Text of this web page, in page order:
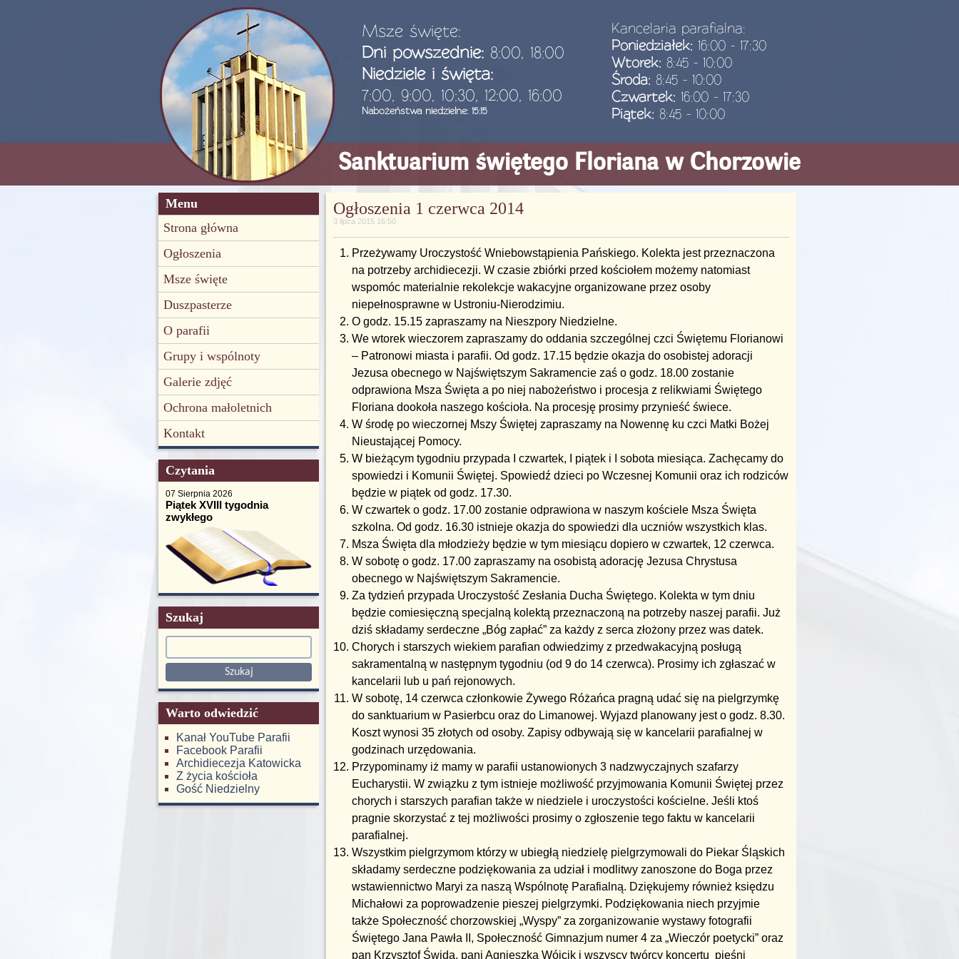
Msze święte:
Dni powszednie: 8:00, 18:00
Niedziele i święta:
7:00, 9:00, 10:30, 12:00, 16:00
Nabożeństwa niedzielne: 15:15
Kancelaria parafialna:
Poniedziałek: 16:00 - 17:30
Wtorek: 8:45 - 10:00
Środa: 8:45 - 10:00
Czwartek: 16:00 - 17:30
Piątek: 8:45 - 10:00
Sanktuarium świętego Floriana w Chorzowie
Menu
Strona główna
Ogłoszenia
Msze święte
Duszpasterze
O parafii
Grupy i wspólnoty
Galerie zdjęć
Ochrona małoletnich
Kontakt
Czytania
07 Sierpnia 2026
Piątek XVIII tygodnia
zwykłego
Szukaj
Warto odwiedzić
Kanał YouTube Parafii
Facebook Parafii
Archidiecezja Katowicka
Z życia kościoła
Gość Niedzielny
Ogłoszenia 1 czerwca 2014
3 lipca 2015 16:50
Przeżywamy Uroczystość Wniebowstąpienia Pańskiego. Kolekta jest przeznaczona
na potrzeby archidiecezji. W czasie zbiórki przed kościołem możemy natomiast
wspomóc materialnie rekolekcje wakacyjne organizowane przez osoby
niepełnosprawne w Ustroniu-Nierodzimiu.
O godz. 15.15 zapraszamy na Nieszpory Niedzielne.
We wtorek wieczorem zapraszamy do oddania szczególnej czci Świętemu Florianowi
– Patronowi miasta i parafii. Od godz. 17.15 będzie okazja do osobistej adoracji
Jezusa obecnego w Najświętszym Sakramencie zaś o godz. 18.00 zostanie
odprawiona Msza Święta a po niej nabożeństwo i procesja z relikwiami Świętego
Floriana dookoła naszego kościoła. Na procesję prosimy przynieść świece.
W środę po wieczornej Mszy Świętej zapraszamy na Nowennę ku czci Matki Bożej
Nieustającej Pomocy.
W bieżącym tygodniu przypada I czwartek, I piątek i I sobota miesiąca. Zachęcamy do
spowiedzi i Komunii Świętej. Spowiedź dzieci po Wczesnej Komunii oraz ich rodziców
będzie w piątek od godz. 17.30.
W czwartek o godz. 17.00 zostanie odprawiona w naszym kościele Msza Święta
szkolna. Od godz. 16.30 istnieje okazja do spowiedzi dla uczniów wszystkich klas.
Msza Święta dla młodzieży będzie w tym miesiącu dopiero w czwartek, 12 czerwca.
W sobotę o godz. 17.00 zapraszamy na osobistą adorację Jezusa Chrystusa
obecnego w Najświętszym Sakramencie.
Za tydzień przypada Uroczystość Zesłania Ducha Świętego. Kolekta w tym dniu
będzie comiesięczną specjalną kolektą przeznaczoną na potrzeby naszej parafii. Już
dziś składamy serdeczne „Bóg zapłać” za każdy z serca złożony przez was datek.
Chorych i starszych wiekiem parafian odwiedzimy z przedwakacyjną posługą
sakramentalną w następnym tygodniu (od 9 do 14 czerwca). Prosimy ich zgłaszać w
kancelarii lub u pań rejonowych.
W sobotę, 14 czerwca członkowie Żywego Różańca pragną udać się na pielgrzymkę
do sanktuarium w Pasierbcu oraz do Limanowej. Wyjazd planowany jest o godz. 8.30.
Koszt wynosi 35 złotych od osoby. Zapisy odbywają się w kancelarii parafialnej w
godzinach urzędowania.
Przypominamy iż mamy w parafii ustanowionych 3 nadzwyczajnych szafarzy
Eucharystii. W związku z tym istnieje możliwość przyjmowania Komunii Świętej przez
chorych i starszych parafian także w niedziele i uroczystości kościelne. Jeśli ktoś
pragnie skorzystać z tej możliwości prosimy o zgłoszenie tego faktu w kancelarii
parafialnej.
Wszystkim pielgrzymom którzy w ubiegłą niedzielę pielgrzymowali do Piekar Śląskich
składamy serdeczne podziękowania za udział i modlitwy zanoszone do Boga przez
wstawiennictwo Maryi za naszą Wspólnotę Parafialną. Dziękujemy również księdzu
Michałowi za poprowadzenie pieszej pielgrzymki. Podziękowania niech przyjmie
także Społeczność chorzowskiej „Wyspy” za zorganizowanie wystawy fotografii
Świętego Jana Pawła II, Społeczność Gimnazjum numer 4 za „Wieczór poetycki” oraz
pan Krzysztof Świda, pani Agnieszka Wójcik i wszyscy twórcy koncertu pieśni